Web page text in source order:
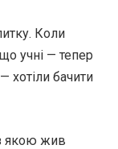
Коли
учні — тепер
хотіли бачити
якою жив